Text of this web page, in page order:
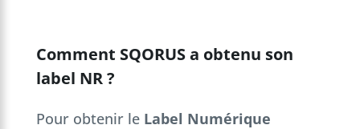
Comment SQORUS a obtenu son
label NR ?
Pour obtenir leLabel Numérique